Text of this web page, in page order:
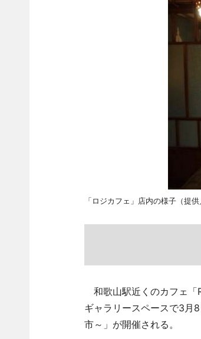
「ロジカフェ」店内の様子（提供
和歌山駅近くのカフェ「
ギャラリースペースで3月
市～」が開催される。